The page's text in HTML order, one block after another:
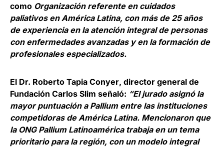
como Organización referente en cuidados
paliativos en América Latina, con más de 25 años
de experiencia en la atención integral de personas
con enfermedades avanzadas y en la formación de
profesionales especializados.
El Dr. Roberto Tapia Conyer, director general de
Fundación Carlos Slim señaló: “El jurado asignó la
mayor puntuación a Pallium entre las instituciones
competidoras de América Latina. Mencionaron que
la ONG Pallium Latinoamérica trabaja en un tema
prioritario para la región, con un modelo integral